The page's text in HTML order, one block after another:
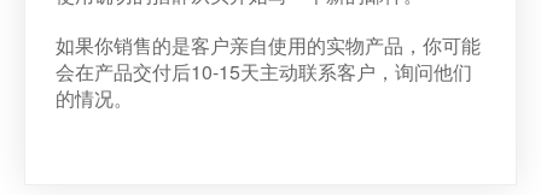
如果你销售的是客户亲自使用的实物产品，你可能
会在产品交付后10-15天主动联系客户，询问他们
的情况。